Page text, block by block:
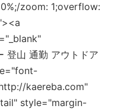
zoom: 1;overflow:
登山 通勤 アウトドア
kaereba.com"
style="margin-